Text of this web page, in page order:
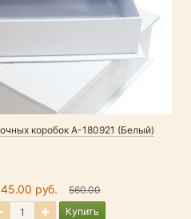
коробок А-180921 (Белый)
руб.
560.00
Купить